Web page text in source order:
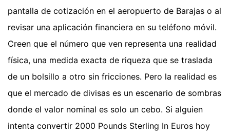
pantalla de cotización en el aeropuerto de Barajas o al
revisar una aplicación financiera en su teléfono móvil.
Creen que el número que ven representa una realidad
física, una medida exacta de riqueza que se traslada
de un bolsillo a otro sin fricciones. Pero la realidad es
que el mercado de divisas es un escenario de sombras
donde el valor nominal es solo un cebo. Si alguien
intenta convertir 2000 Pounds Sterling In Euros hoy